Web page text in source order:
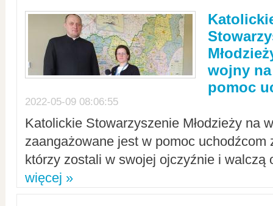
wojny
pomoc
2022-05-09 08:06:55
Katolickie Stowarzyszenie Młodzieży na
zaangażowane jest w pomoc uchodźcom
którzy zostali w swojej ojczyźnie i walczą
więcej »